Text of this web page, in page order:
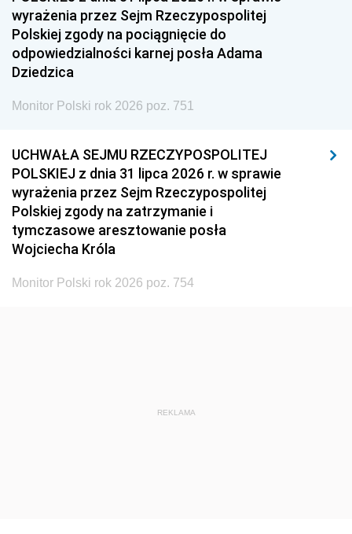
1936 1930
wyrażenia przez Sejm Rzeczypospolitej
Polskiej zgody na pociągnięcie do
odpowiedzialności karnej posła Adama
Dziedzica
Monitor Polski rok 2026 poz. 751
UCHWAŁA SEJMU RZECZYPOSPOLITEJ
POLSKIEJ z dnia 31 lipca 2026 r. w sprawie
wyrażenia przez Sejm Rzeczypospolitej
Polskiej zgody na zatrzymanie i
tymczasowe aresztowanie posła
Wojciecha Króla
Monitor Polski rok 2026 poz. 754
REKLAMA